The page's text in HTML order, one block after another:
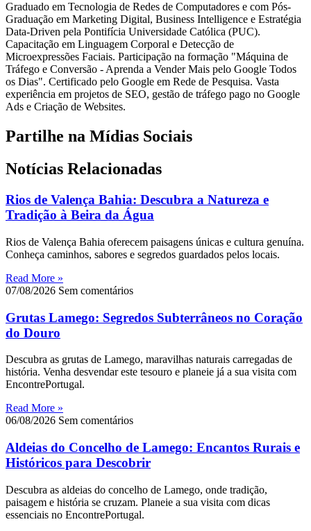
Graduado em Tecnologia de Redes de Computadores e com Pós-
Graduação em Marketing Digital, Business Intelligence e Estratégia
Data-Driven pela Pontifícia Universidade Católica (PUC).
Capacitação em Linguagem Corporal e Detecção de
Microexpressões Faciais. Participação na formação "Máquina de
Tráfego e Conversão - Aprenda a Vender Mais pelo Google Todos
os Dias". Certificado pelo Google em Rede de Pesquisa. Vasta
experiência em projetos de SEO, gestão de tráfego pago no Google
Ads e Criação de Websites.
Partilhe na Mídias Sociais
Notícias Relacionadas
Rios de Valença Bahia: Descubra a Natureza e
Tradição à Beira da Água
Rios de Valença Bahia oferecem paisagens únicas e cultura genuína.
Conheça caminhos, sabores e segredos guardados pelos locais.
Read More »
07/08/2026 Sem comentários
Grutas Lamego: Segredos Subterrâneos no Coração
do Douro
Descubra as grutas de Lamego, maravilhas naturais carregadas de
história. Venha desvendar este tesouro e planeie já a sua visita com
EncontrePortugal.
Read More »
06/08/2026 Sem comentários
Aldeias do Concelho de Lamego: Encantos Rurais e
Históricos para Descobrir
Descubra as aldeias do concelho de Lamego, onde tradição,
paisagem e história se cruzam. Planeie a sua visita com dicas
essenciais no EncontrePortugal.